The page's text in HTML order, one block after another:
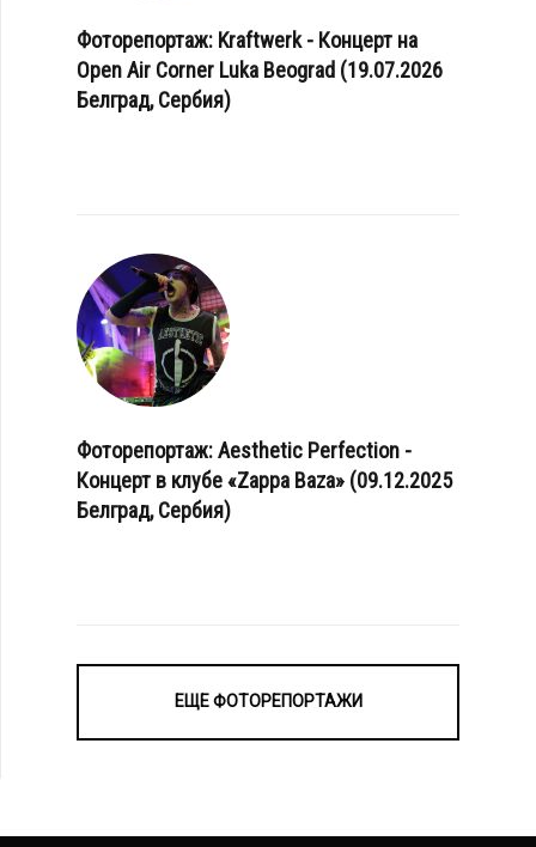
Фоторепортаж: Kraftwerk - Концерт на
Open Air Corner Luka Beograd (19.07.2026
Белград, Сербия)
Фоторепортаж: Aesthetic Perfection -
Концерт в клубе «Zappa Baza» (09.12.2025
Белград, Сербия)
ЕЩЕ ФОТОРЕПОРТАЖИ